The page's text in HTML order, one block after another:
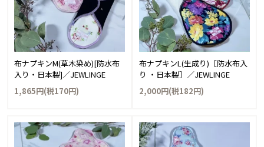
布ナプキンM(草木染め)[防水布
入り・日本製]／JEWLINGE
1,865円(税170円)
布ナプキンL(生成り)［防水布入
り ・日本製］／JEWLINGE
2,000円(税182円)